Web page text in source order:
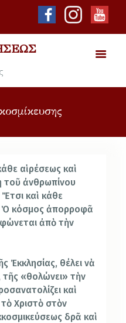
αἱρέσεως καὶ
τοῦ ἀνθρωπίνου
Ἔτσι καὶ κάθε
Ὁ κόσμος ἀπορροφᾶ
ἀπὸ τὴν
Ἐκκλησίας, θέλει νὰ
τῆς «θολώνει» τὴν
καὶ
Χριστὸ στὸν
δρᾶ καὶ